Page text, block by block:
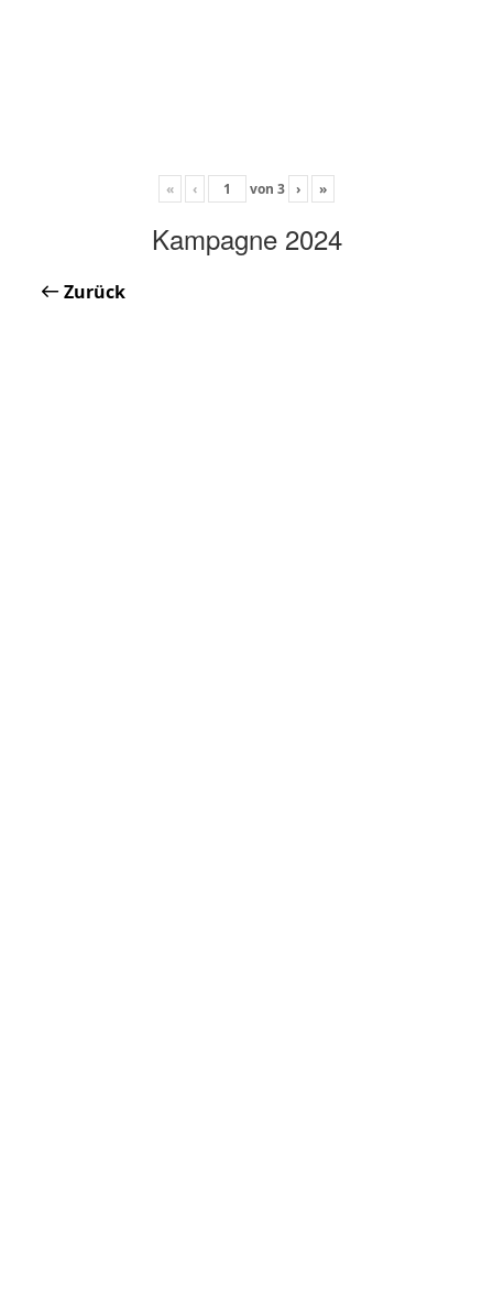
« ‹ von 3 › »
Kampagne 2024
Zurück